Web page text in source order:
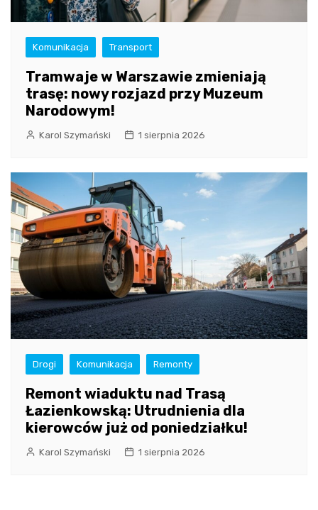
Komunikacja Transport
Tramwaje w Warszawie zmieniają
trasę: nowy rozjazd przy Muzeum
Narodowym!
Karol Szymański 1 sierpnia 2026
Drogi Komunikacja Remonty
Remont wiaduktu nad Trasą
Łazienkowską: Utrudnienia dla
kierowców już od poniedziałku!
Karol Szymański 1 sierpnia 2026